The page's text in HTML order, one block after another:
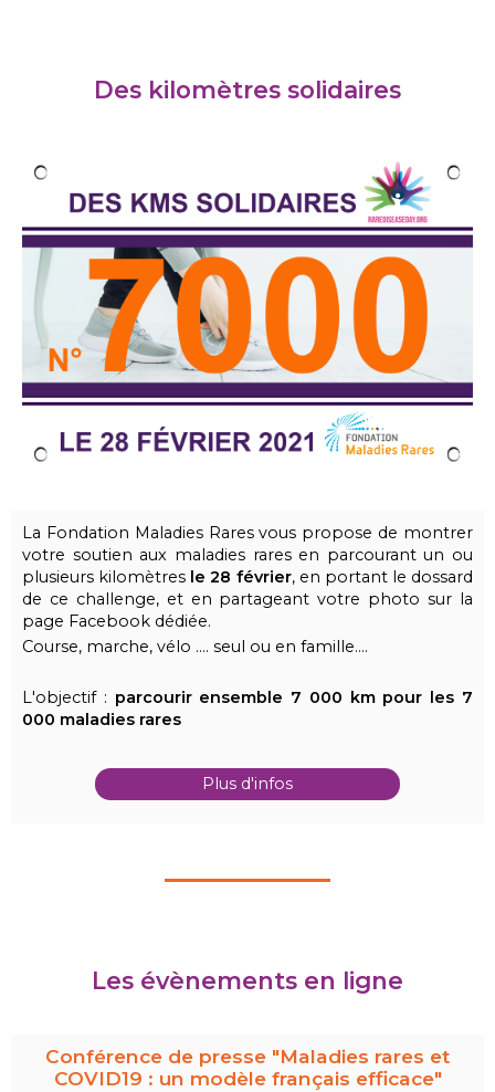
Des kilomètres solidaires
La Fondation Maladies Rares vous propose de montrer
votre soutien aux maladies rares en parcourant un ou
plusieurs kilomètres le 28 février, en portant le dossard
de ce challenge, et en partageant votre photo sur la
page Facebook dédiée.
Course, marche, vélo .... seul ou en famille....
L'objectif : parcourir ensemble 7 000 km pour les 7
000 maladies rares
Plus d'infos
Les évènements en ligne
Conférence de presse "Maladies rares et
COVID19 : un modèle français efficace"